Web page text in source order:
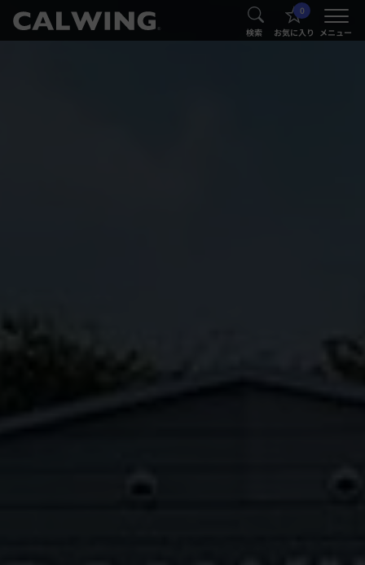
® 検索
0
お気に入り メニュー
®